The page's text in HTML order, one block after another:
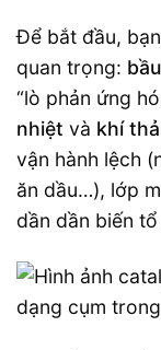
Để bắt đầu,
quan trọng:
“lò phản ứng
nhiệt và khí
vận hành lệch
ăn dầu…), lớp
dần dần biến tổ